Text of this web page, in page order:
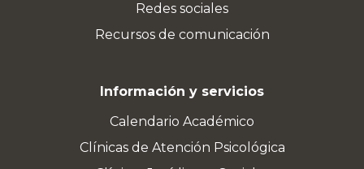
Redes sociales
Recursos de comunicación
Información y servicios
Calendario Académico
Clínicas de Atención Psicológica